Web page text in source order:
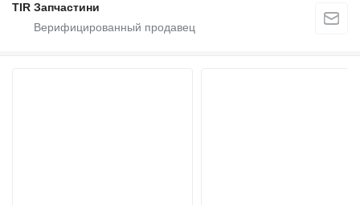
TIR Запчастини